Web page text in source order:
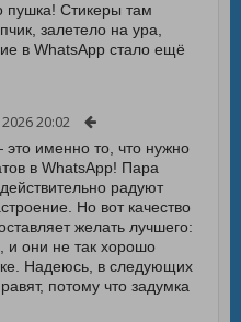
пушка! Стикеры там
залетело на ура,
в WhatsApp стало ещё
20:02
именно то, что нужно
в WhatsApp! Пара
радуют
Но вот качество
желать лучшего:
и они не так хорошо
Надеюсь, в следующих
потому что задумка